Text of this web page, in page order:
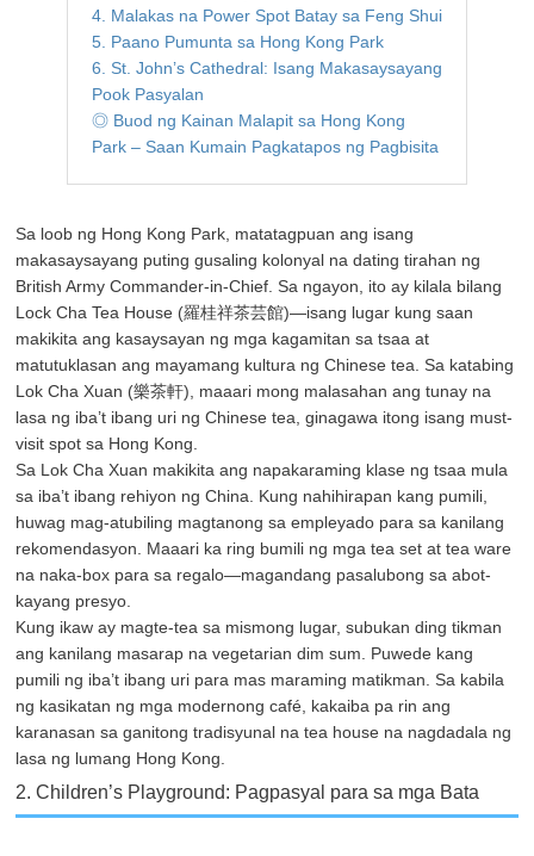
4. Malakas na Power Spot Batay sa Feng Shui
5. Paano Pumunta sa Hong Kong Park
6. St. John’s Cathedral: Isang Makasaysayang
Pook Pasyalan
◎ Buod ng Kainan Malapit sa Hong Kong
Park – Saan Kumain Pagkatapos ng Pagbisita
Sa loob ng Hong Kong Park, matatagpuan ang isang
makasaysayang puting gusaling kolonyal na dating tirahan ng
British Army Commander-in-Chief. Sa ngayon, ito ay kilala bilang
Lock Cha Tea House (羅桂祥茶芸館)—isang lugar kung saan
makikita ang kasaysayan ng mga kagamitan sa tsaa at
matutuklasan ang mayamang kultura ng Chinese tea. Sa katabing
Lok Cha Xuan (樂茶軒), maaari mong malasahan ang tunay na
lasa ng iba’t ibang uri ng Chinese tea, ginagawa itong isang must-
visit spot sa Hong Kong.
Sa Lok Cha Xuan makikita ang napakaraming klase ng tsaa mula
sa iba’t ibang rehiyon ng China. Kung nahihirapan kang pumili,
huwag mag-atubiling magtanong sa empleyado para sa kanilang
rekomendasyon. Maaari ka ring bumili ng mga tea set at tea ware
na naka-box para sa regalo—magandang pasalubong sa abot-
kayang presyo.
Kung ikaw ay magte-tea sa mismong lugar, subukan ding tikman
ang kanilang masarap na vegetarian dim sum. Puwede kang
pumili ng iba’t ibang uri para mas maraming matikman. Sa kabila
ng kasikatan ng mga modernong café, kakaiba pa rin ang
karanasan sa ganitong tradisyunal na tea house na nagdadala ng
lasa ng lumang Hong Kong.
2. Children’s Playground: Pagpasyal para sa mga Bata